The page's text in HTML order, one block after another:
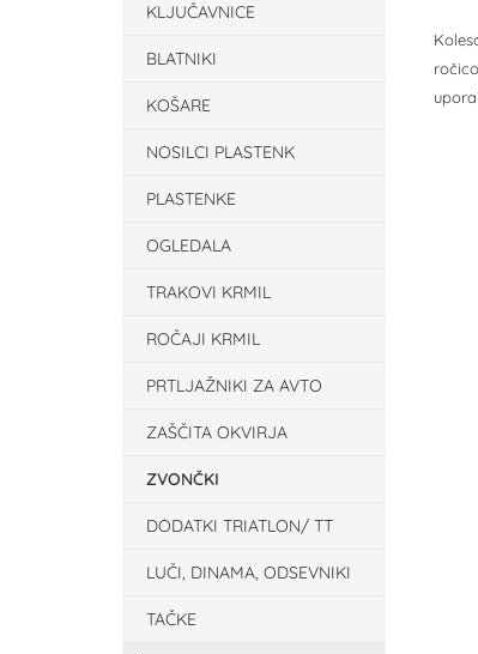
KLJUČAVNICE
BLATNIKI
KOŠARE
NOSILCI PLASTENK
PLASTENKE
OGLEDALA
TRAKOVI KRMIL
ROČAJI KRMIL
PRTLJAŽNIKI ZA AVTO
ZAŠČITA OKVIRJA
ZVONČKI
DODATKI TRIATLON/ TT
LUČI, DINAMA, ODSEVNIKI
TAČKE